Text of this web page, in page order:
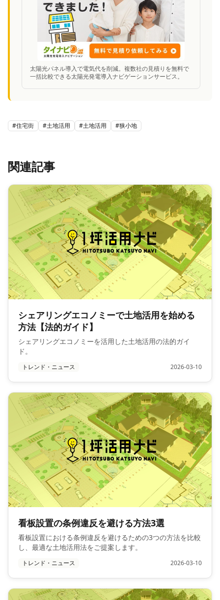
太陽光パネル導入で電気代を削減。複数社の見積りを無料で
一括比較できる太陽光発電導入ナビゲーションサービス。
#住宅街 #土地活用 #土地活用 #狭小地
関連記事
シェアリングエコノミーで土地活用を始める
方法【法的ガイド】
シェアリングエコノミーを活用した土地活用の法的ガイ
ド。
トレンド・ニュース 2026-03-10
看板設置の条例違反を避ける方法3選
看板設置における条例違反を避けるための3つの方法を比較
し、最適な土地活用法をご提案します。
トレンド・ニュース 2026-03-10